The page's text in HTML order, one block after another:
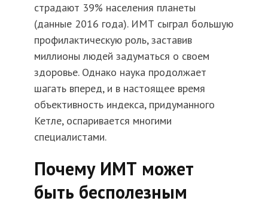
страдают 39% населения планеты
(данные 2016 года). ИМТ сыграл большую
профилактическую роль, заставив
миллионы людей задуматься о своем
здоровье. Однако наука продолжает
шагать вперед, и в настоящее время
объективность индекса, придуманного
Кетле, оспаривается многими
специалистами.
Почему ИМТ может
быть бесполезным